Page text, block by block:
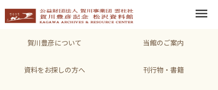
menu
賀川豊彦について 当館のご案内
資料をお探しの方へ 刊行物・書籍